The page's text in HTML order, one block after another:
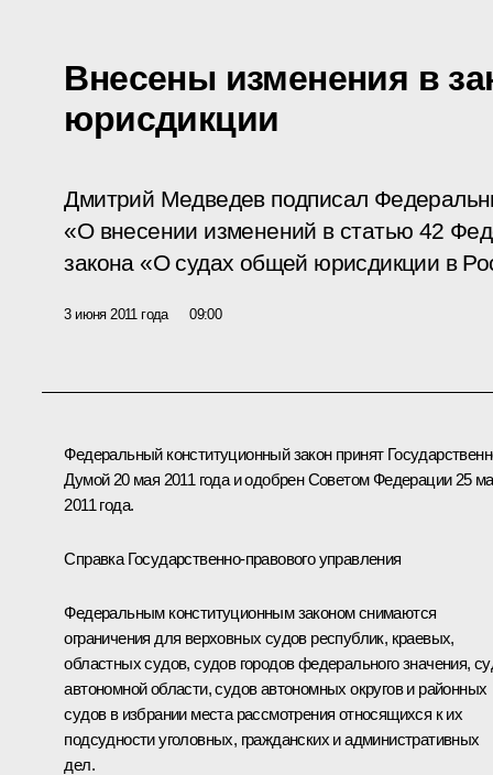
Внесены изменения в
юрисдикции
Дмитрий Медведев подписал
«О внесении изменений в статью 42
закона «О судах общей юрисдикции в
3 июня 2011 года 09:00
Федеральный конституционный закон принят
Думой 20 мая 2011 года и одобрен Советом Федерации 25
2011 года.
Справка Государственно-правового управления
Федеральным конституционным законом снимаются
ограничения для верховных судов республик, краевых,
областных судов, судов городов федерального значения,
автономной области, судов автономных округов и районных
судов в избрании места рассмотрения относящихся к их
подсудности уголовных, гражданских и административных
дел.